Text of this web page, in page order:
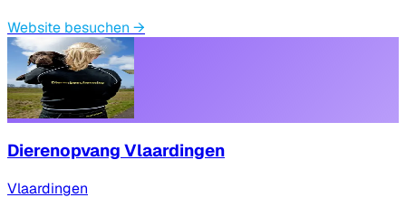
Website besuchen →
Dierenopvang Vlaardingen
Vlaardingen